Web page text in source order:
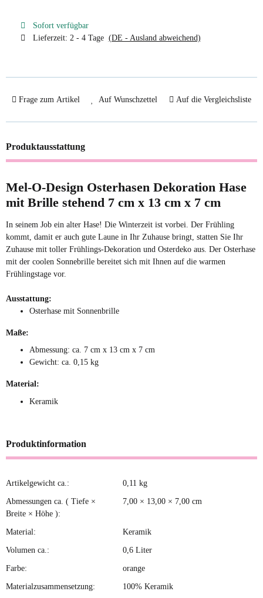
Sofort verfügbar
Lieferzeit: 2 - 4 Tage (DE - Ausland abweichend)
Frage zum Artikel Auf Wunschzettel Auf die Vergleichsliste
Produktausstattung
Mel-O-Design Osterhasen Dekoration Hase
mit Brille stehend 7 cm x 13 cm x 7 cm
In seinem Job ein alter Hase! Die Winterzeit ist vorbei. Der Frühling
kommt, damit er auch gute Laune in Ihr Zuhause bringt, statten Sie Ihr
Zuhause mit toller Frühlings-Dekoration und Osterdeko aus. Der Osterhase
mit der coolen Sonnebrille bereitet sich mit Ihnen auf die warmen
Frühlingstage vor.
Ausstattung:
Osterhase mit Sonnenbrille
Maße:
Abmessung: ca. 7 cm x 13 cm x 7 cm
Gewicht: ca. 0,15 kg
Material:
Keramik
Produktinformation
Produkteigenschaft
Wert
Artikelgewicht ca.: 0,11 kg
Abmessungen ca. ( Tiefe ×
Breite × Höhe ):
7,00 × 13,00 × 7,00 cm
Material: Keramik
Volumen ca.: 0,6 Liter
Farbe: orange
Materialzusammensetzung: 100% Keramik